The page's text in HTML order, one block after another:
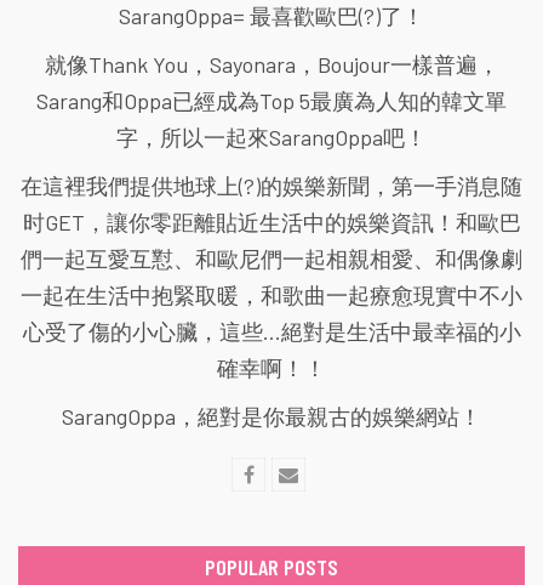
SarangOppa= 最喜歡歐巴(?)了！
就像Thank You，Sayonara，Boujour一樣普遍，
Sarang和Oppa已經成為Top 5最廣為人知的韓文單
字，所以一起來SarangOppa吧！
在這裡我們提供地球上(?)的娛樂新聞，第一手消息随
时GET，讓你零距離貼近生活中的娛樂資訊！和歐巴
們一起互愛互懟、和歐尼們一起相親相愛、和偶像劇
一起在生活中抱緊取暖，和歌曲一起療愈現實中不小
心受了傷的小心臟，這些...絕對是生活中最幸福的小
確幸啊！！
SarangOppa，絕對是你最親古的娛樂網站！
POPULAR POSTS